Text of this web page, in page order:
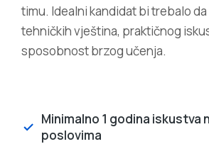
timu. Idealni kandidat bi trebalo
tehničkih vještina, praktičnog
sposobnost brzog učenja.
Minimalno 1 godina iskustva
poslovima